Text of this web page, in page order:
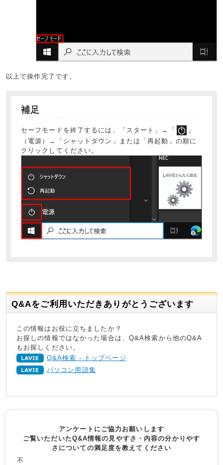
以上で操作完了です。
補足
セーフモードを終了するには、「スタート」→「
」
（電源）→「シャットダウン」または「再起動」の順に
クリックしてください。
Q&Aをご利用いただきありがとうございます
この情報はお役に立ちましたか？
お探しの情報ではなかった場合は、Q&A検索から他のQ&A
もお探しください。
Q&A検索 - トップページ
パソコン用語集
アンケートにご協力お願いします
ご覧いただいたQ&A情報の見やすさ・内容の分かりやす
さについての満足度を教えてください
不